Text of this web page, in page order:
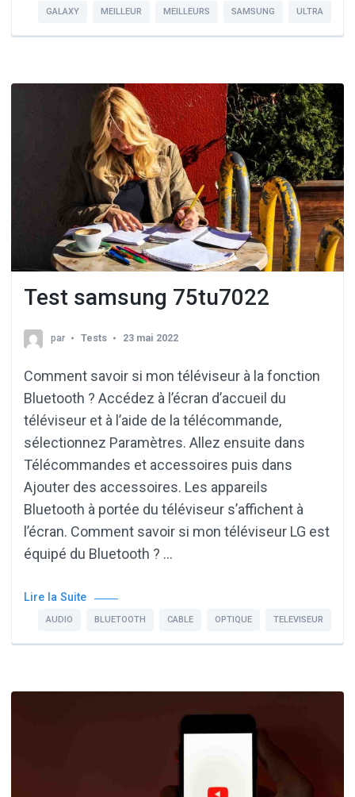
GALAXY MEILLEUR MEILLEURS SAMSUNG ULTRA
Test samsung 75tu7022
par Tests 23 mai 2022
Comment savoir si mon téléviseur à la fonction
Bluetooth ? Accédez à l’écran d’accueil du
téléviseur et à l’aide de la télécommande,
sélectionnez Paramètres. Allez ensuite dans
Télécommandes et accessoires puis dans
Ajouter des accessoires. Les appareils
Bluetooth à portée du téléviseur s’affichent à
l’écran. Comment savoir si mon téléviseur LG est
équipé du Bluetooth ? …
Lire la Suite
AUDIO BLUETOOTH CABLE OPTIQUE TELEVISEUR